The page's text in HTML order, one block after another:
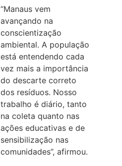
“Manaus vem
avançando na
conscientização
ambiental. A população
está entendendo cada
vez mais a importância
do descarte correto
dos resíduos. Nosso
trabalho é diário, tanto
na coleta quanto nas
ações educativas e de
sensibilização nas
comunidades”, afirmou.